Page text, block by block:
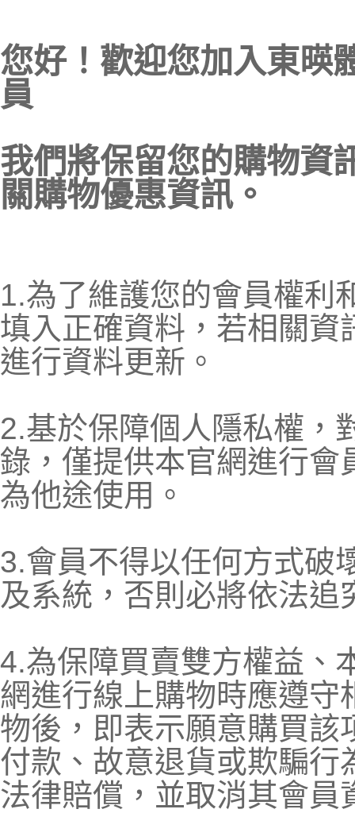
您好！歡迎您加入東暎
員
我們將保留您的購物資
關購物優惠資訊。
1.為了維護您的會員權利
填入正確資料，若相關資
進行資料更新。
2.基於保障個人隱私權，
錄，僅提供本官網進行會
為他途使用。
3.會員不得以任何方式破
及系統，否則必將依法追
4.為保障買賣雙方權益、
網進行線上購物時應遵守
物後，即表示願意購買該
付款、故意退貨或欺騙行
法律賠償，並取消其會員